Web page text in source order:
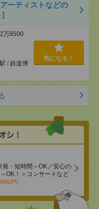
ーティストなどの
]
万8500
/ 鉄道博
気になる！
発・短時間～OK／安心の
OK！＞コンサートなど
6UP!)